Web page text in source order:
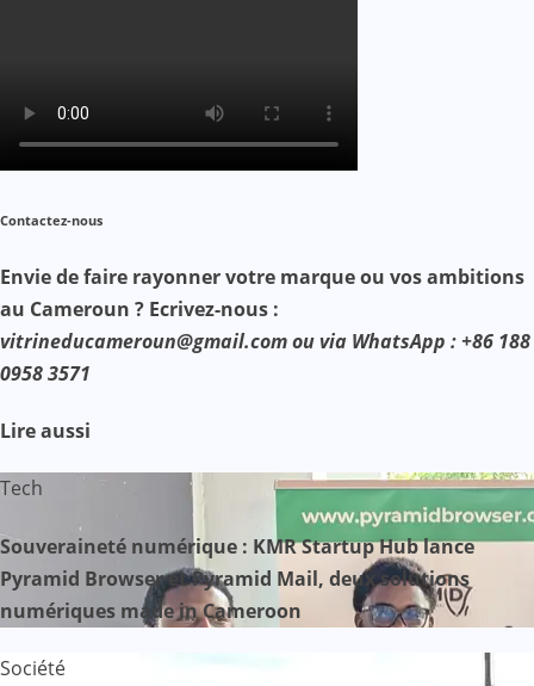
Contactez-nous
Envie de faire rayonner votre marque ou vos ambitions
au Cameroun ? Ecrivez-nous :
vitrineducameroun@gmail.com ou via WhatsApp : +86 188
0958 3571
Lire aussi
Tech
Souveraineté numérique : KMR Startup Hub lance
Pyramid Browser et Pyramid Mail, deux solutions
numériques made in Cameroon
Société